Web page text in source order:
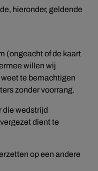
hieronder, geldende
(ongeacht of de kaart
willen wij
te bemachtigen
zonder voorrang.
die wedstrijd
dient te
op een andere